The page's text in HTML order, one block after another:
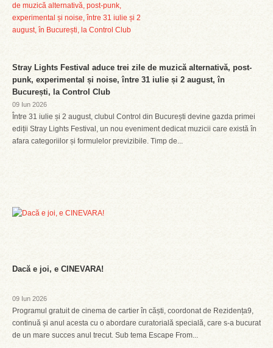
Stray Lights Festival aduce trei zile de muzică alternativă, post-
punk, experimental și noise, între 31 iulie și 2 august, în
București, la Control Club
09 Iun 2026
Între 31 iulie și 2 august, clubul Control din București devine gazda primei
ediții Stray Lights Festival, un nou eveniment dedicat muzicii care există în
afara categoriilor și formulelor previzibile. Timp de...
Dacă e joi, e CINEVARA!
09 Iun 2026
Programul gratuit de cinema de cartier în căști, coordonat de Rezidența9,
continuă și anul acesta cu o abordare curatorială specială, care s-a bucurat
de un mare succes anul trecut. Sub tema Escape From...